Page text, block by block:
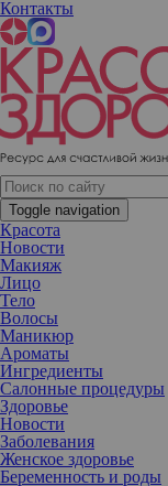
Контакты
Toggle navigation
Красота
Новости
Макияж
Лицо
Тело
Волосы
Маникюр
Ароматы
Ингредиенты
Салонные процедуры
Здоровье
Новости
Заболевания
Женское здоровье
Беременность и роды
Занимает всего
активизировать рост